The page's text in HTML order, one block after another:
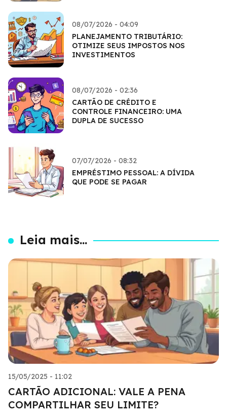
08/07/2026 - 04:09
PLANEJAMENTO TRIBUTÁRIO:
OTIMIZE SEUS IMPOSTOS NOS
INVESTIMENTOS
08/07/2026 - 02:36
CARTÃO DE CRÉDITO E
CONTROLE FINANCEIRO: UMA
DUPLA DE SUCESSO
07/07/2026 - 08:32
EMPRÉSTIMO PESSOAL: A DÍVIDA
QUE PODE SE PAGAR
Leia mais...
15/05/2025 - 11:02
CARTÃO ADICIONAL: VALE A PENA
COMPARTILHAR SEU LIMITE?